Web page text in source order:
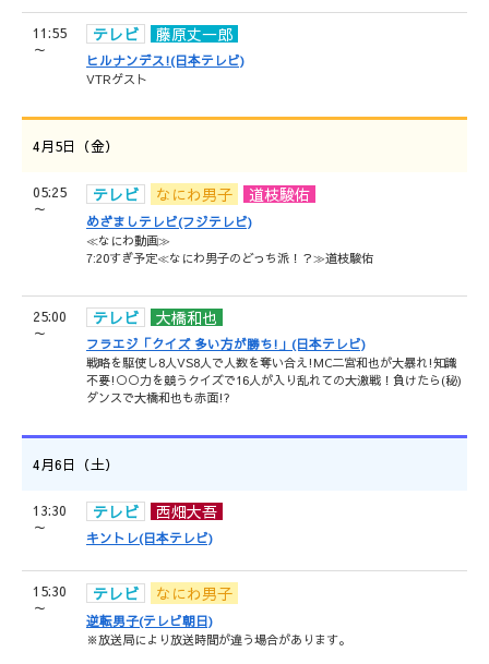
11:55
～
テレビ 藤原丈一郎
ヒルナンデス!(日本テレビ)
VTRゲスト
4月5日（金）
05:25
～
テレビ なにわ男子 道枝駿佑
めざましテレビ(フジテレビ)
≪なにわ動画≫
7:20すぎ予定≪なにわ男子のどっち派！？≫道枝駿佑
25:00
～
テレビ 大橋和也
フラエジ「クイズ 多い方が勝ち!」(日本テレビ)
戦略を駆使し8人VS8人で人数を奪い合え!MC二宮和也が大暴れ!知識
不要!○○力を競うクイズで16人が入り乱れての大激戦！負けたら(秘)
ダンスで大橋和也も赤面!?
4月6日（土）
13:30
～
テレビ 西畑大吾
キントレ(日本テレビ)
15:30
～
テレビ なにわ男子
逆転男子(テレビ朝日)
※放送局により放送時間が違う場合があります。